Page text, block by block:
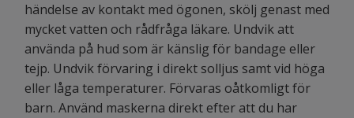
händelse av kontakt med ögonen, skölj genast med
mycket vatten och rådfråga läkare. Undvik att
använda på hud som är känslig för bandage eller
tejp. Undvik förvaring i direkt solljus samt vid höga
eller låga temperaturer. Förvaras oåtkomligt för
barn. Använd maskerna direkt efter att du har